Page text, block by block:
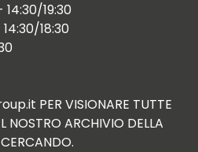
14:30/19:30
18:30
PER VISIONARE TUTTE
NOSTRO ARCHIVIO DELLA